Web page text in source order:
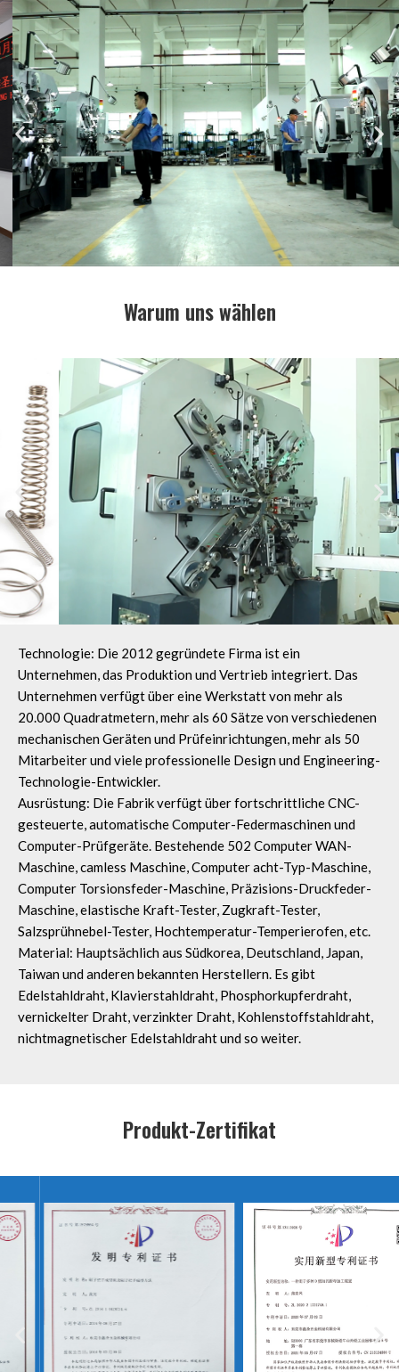
Warum uns wählen
Technologie: Die 2012 gegründete Firma ist ein
Unternehmen, das Produktion und Vertrieb integriert. Das
Unternehmen verfügt über eine Werkstatt von mehr als
20.000 Quadratmetern, mehr als 60 Sätze von verschiedenen
mechanischen Geräten und Prüfeinrichtungen, mehr als 50
Mitarbeiter und viele professionelle Design und Engineering-
Technologie-Entwickler.
Ausrüstung: Die Fabrik verfügt über fortschrittliche CNC-
gesteuerte, automatische Computer-Federmaschinen und
Computer-Prüfgeräte. Bestehende 502 Computer WAN-
Maschine, camless Maschine, Computer acht-Typ-Maschine,
Computer Torsionsfeder-Maschine, Präzisions-Druckfeder-
Maschine, elastische Kraft-Tester, Zugkraft-Tester,
Salzsprühnebel-Tester, Hochtemperatur-Temperierofen, etc.
Material: Hauptsächlich aus Südkorea, Deutschland, Japan,
Taiwan und anderen bekannten Herstellern. Es gibt
Edelstahldraht, Klavierstahldraht, Phosphorkupferdraht,
vernickelter Draht, verzinkter Draht, Kohlenstoffstahldraht,
nichtmagnetischer Edelstahldraht und so weiter.
Produkt-Zertifikat